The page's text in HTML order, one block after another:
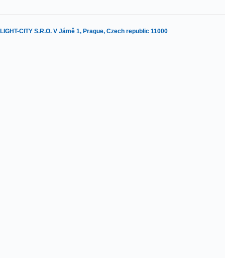
LIGHT-CITY S.R.O. V Jámě 1, Prague, Czech republic 11000